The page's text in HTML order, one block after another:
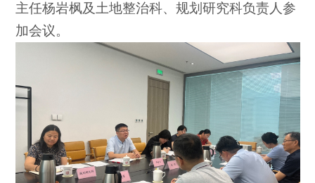
主任杨岩枫及土地整治科、规划研究科负责人参
加会议。